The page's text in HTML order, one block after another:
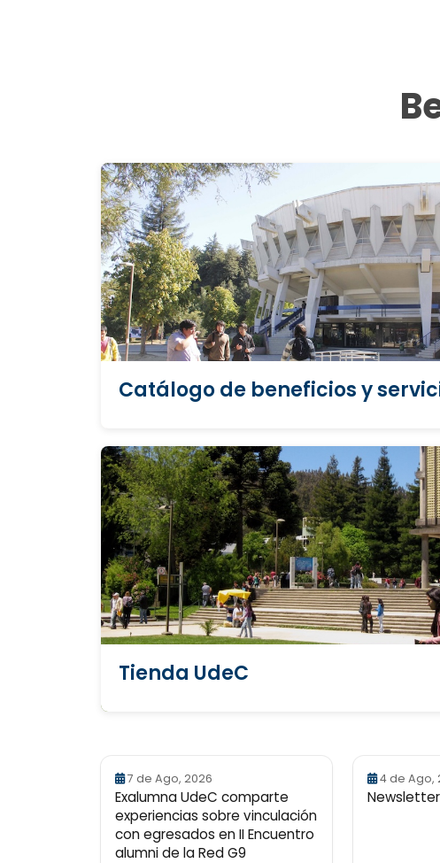
Catálogo de beneficios y
Tienda UdeC
7 de Ago, 2026
Exalumna UdeC comparte
experiencias sobre vinculación
con egresados en II Encuentro
alumni de la Red G9
4 de Ago,